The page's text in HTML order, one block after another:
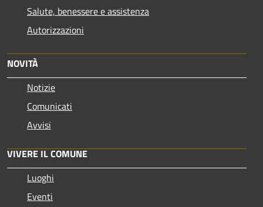
Salute, benessere e assistenza
Autorizzazioni
NOVITÀ
Notizie
Comunicati
Avvisi
VIVERE IL COMUNE
Luoghi
Eventi